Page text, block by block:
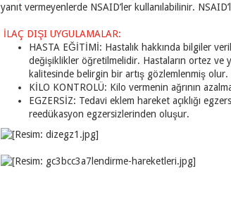
yanıt vermeyenlerde NSAID’ler kullanılabilinir.
İLAÇ DIŞI UYGULAMALAR:
HASTA EĞİTİMİ: Hastalık hakkında bilgiler
değişiklikler öğretilmelidir. Hastaların ortez ve
kalitesinde belirgin bir artış gözlemlenmiş olur.
KİLO KONTROLÜ: Kilo vermenin ağrının
EGZERSİZ: Tedavi eklem hareket açıklığı
reedükasyon egzersizlerinden oluşur.